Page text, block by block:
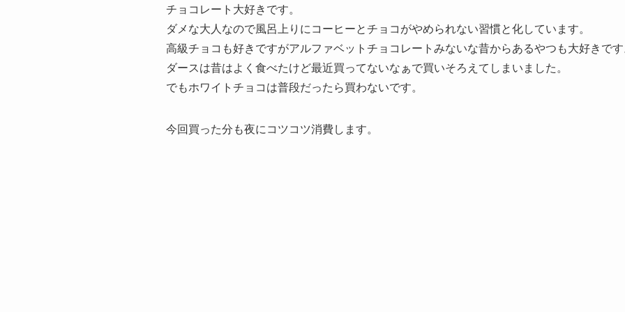
チョコレート大好きです。
ダメな大人なので風呂上りにコーヒーとチョコがやめられない習慣と化しています。
高級チョコも好きですがアルファベットチョコレートみないな昔からあるやつも大好きで
ダースは昔はよく食べたけど最近買ってないなぁで買いそろえてしまいました。
でもホワイトチョコは普段だったら買わないです。
今回買った分も夜にコツコツ消費します。